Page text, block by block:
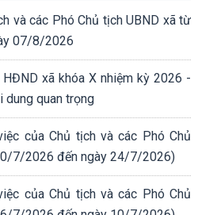
và các Phó Chủ tịch UBND xã từ
07/8/2026
xã khóa X nhiệm kỳ 2026 -
dung quan trọng
của Chủ tịch và các Phó Chủ
7/2026 đến ngày 24/7/2026)
của Chủ tịch và các Phó Chủ